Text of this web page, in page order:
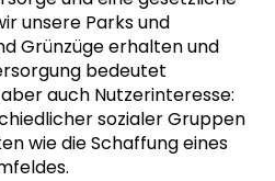
unsere Parks und
Grünzüge erhalten und
bedeutet
auch Nutzerinteresse:
sozialer Gruppen
wie die Schaffung eines